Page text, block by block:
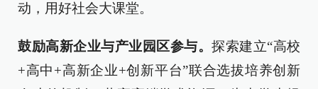
动，用好社会大课堂。
鼓励高新企业与产业园区参与。 探索建立“高校
+高中+高新企业+创新平台”联合选拔培养创新